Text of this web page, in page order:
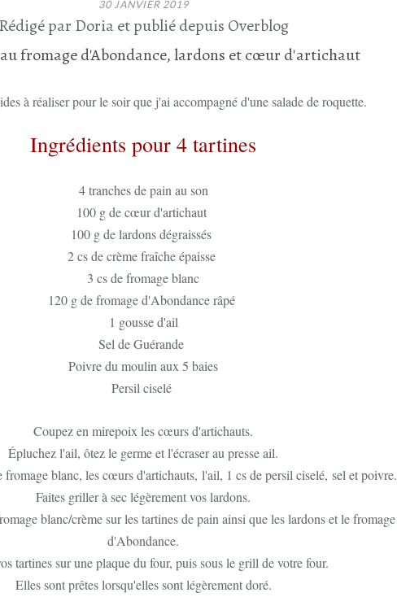
30 JANVIER 2019
Rédigé par Doria et publié depuis Overblog
à réaliser pour le soir que j'ai accompagné d'une salade de roquette.
Ingrédients pour 4 tartines
4 tranches de pain au son
100 g de cœur d'artichaut
100 g de lardons dégraissés
2 cs de crème fraîche épaisse
3 cs de fromage blanc
120 g de fromage d'Abondance râpé
1 gousse d'ail
Sel de Guérande
Poivre du moulin aux 5 baies
Persil ciselé
Coupez en mirepoix les cœurs d'artichauts.
Épluchez l'ail, ôtez le germe et l'écraser au presse ail.
fromage blanc, les cœurs d'artichauts, l'ail, 1 cs de persil ciselé, sel et poivre.
Faites griller à sec légèrement vos lardons.
blanc/crème sur les tartines de pain ainsi que les lardons et le fromage
d'Abondance.
tartines sur une plaque du four, puis sous le grill de votre four.
Elles sont prêtes lorsqu'elles sont légèrement doré.